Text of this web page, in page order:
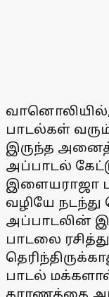
பாடல்கள்
இருந்த
அப்பாடல்
இளையராஜா
வழியே
அப்பாடலின்
பாடலை
பாடல்